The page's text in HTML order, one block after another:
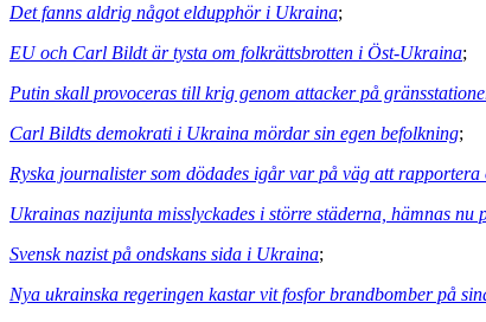
Det fanns aldrig något eldupphör i Ukraina;
EU och Carl Bildt är tysta om folkrättsbrotten i Öst-Ukraina;
Putin skall provoceras till krig genom attacker på
Carl Bildts demokrati i Ukraina mördar sin egen befolkning;
Ryska journalister som dödades igår var på väg att rapportera
Ukrainas nazijunta misslyckades i större städerna, hämnas nu
Svensk nazist på ondskans sida i Ukraina;
Nya ukrainska regeringen kastar vit fosfor brandbomber på